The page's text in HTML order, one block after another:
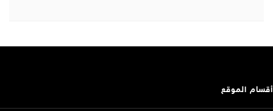
أقسام الموقع